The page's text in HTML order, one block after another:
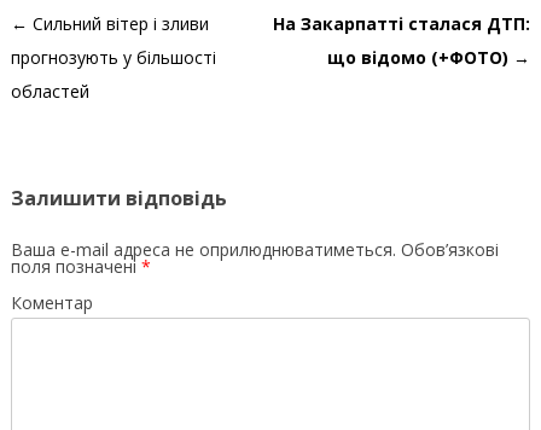
Навігація по запису
← Сильний вітер і зливи
прогнозують у більшості
областей
На Закарпатті сталася ДТП:
що відомо (+ФОТО) →
Залишити відповідь
Ваша e-mail адреса не оприлюднюватиметься. Обов’язкові
поля позначені *
Коментар